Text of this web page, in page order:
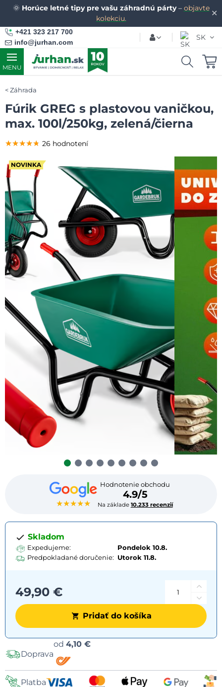
✕
🌞 Horúce letné tipy pre vašu záhradnú párty– objavte
kolekciu.
+421 323 217 700
info@jurhan.com
SK
MENU
Záhrada
Fúrik GREG s plastovou vaničkou,
max. 100l/250kg, zelená/čierna
NOVINKA
★★★★★
Hodnotenie obchodu
4.9/5
Na základe 10.233 recenzií
★★★★★
★★★★★
★★★★★ 26 hodnotení
Skladom
Expedujeme:
Pondelok 10.8.
Predpokladané doručenie: Utorok 11.8.
49,90 €
Pridať do košíka
Doprava
od 4,10 €
Platba